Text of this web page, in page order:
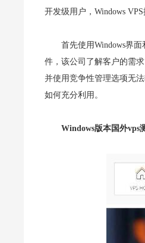
开发级用户，Windows
首先使用Windows界
件，该公司了解客户的需
并使用竞争性管理选项无
如何充分利用。
Windows版本国外vps